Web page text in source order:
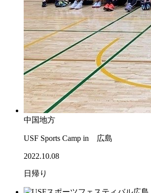
中国地方
USF Sports Camp in 広島
2022.10.08
日帰り